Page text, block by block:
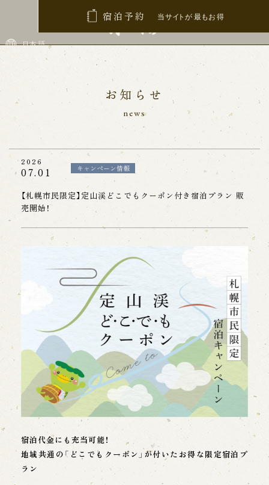
プライバシーポリシーについて
株式会社ホテル鹿の湯および関連会社（以下、「当グル
ープ」といいます）は、個人情報保護の重要性を十分認
識し、個人情報の保護に関する法律（個人情報保護法）
【利用目的】
当グループの定める個人情報の利用目的は、個人
情報を利用する範囲を本人が合理的に予想できる
以下のサービスに
・当グループからの予約等に関する連絡、ご案内、
ご本人確認。
・当グループからの商品、サービス、キャンペーン
等に関する情報提供。
・当グループのサービス向上、新商品やサービス開
発するための情報分析、アンケートの送付。
【個人情報の取得】
当グループは、上記利用目的に必要な範囲内で、か
つ適法で公正な手段により個人情報を取得しま
す。お客様より宿泊時等に記帳いただく内容は旅
館業法に基づくものであり、その他については、そ
の都度利用目的を明示させていただきます。
【個人情報の利用】
当グループは、必要な範囲で、かつ適法、公正に利
用するものとします。上記利用目的に必要な範囲
を超えて個人情報を取り扱うときは、あらかじめ
日本語
宿泊予約
お知らせ
news
2026
07.01 キャンペーン情報
【札幌市民限定】定山渓どこでもクーポン付き宿泊プラン 販
売開始！
宿泊代金にも充当可能！
地域共通の「どこでもクーポン」が付いたお得な限定宿泊プ
ラン